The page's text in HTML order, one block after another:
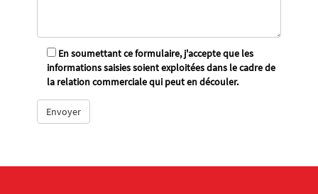
En soumettant ce formulaire, j'accepte que les
informations saisies soient exploitées dans le cadre de
la relation commerciale qui peut en découler.